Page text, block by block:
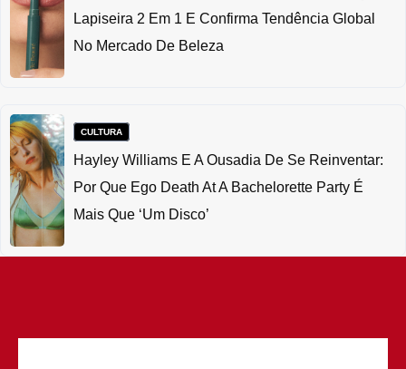
Lapiseira 2 Em 1 E Confirma Tendência Global
No Mercado De Beleza
CULTURA
Hayley Williams E A Ousadia De Se Reinventar:
Por Que Ego Death At A Bachelorette Party É
Mais Que ‘um Disco’